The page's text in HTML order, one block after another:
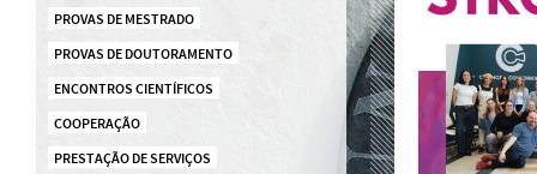
PROVAS DE MESTRADO
PROVAS DE DOUTORAMENTO
ENCONTROS CIENTÍFICOS
COOPERAÇÃO
PRESTAÇÃO DE SERVIÇOS